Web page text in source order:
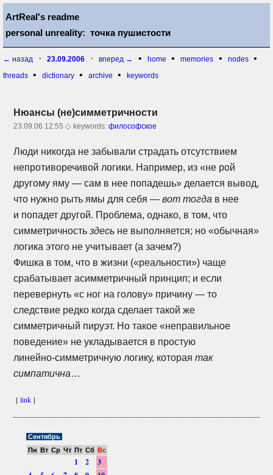
ArtReal's readme
personal unreality: точка пушистости
← назад · 23.09.2006 · вперед → • home • memories • nodes •
threads • dictionary • archive • keywords
Нюансы (не)симметричности
23.09.06 12:55 ◇ keywords:философское
Люди никогда не забывали страдать отсутствием
непротиворечивой логики. Например, из «не рой
другому яму — сам в нее попадешь» делается вывод,
что нужно рыть ямы для себя —вот тогда в нее
и попадет другой. Проблема, однако, в том, что
симметричностьздесь не выполняется; но «обычная»
логика этого не учитывает (а зачем?)
Фишка в том, что в жизни («реальности») чаще
срабатывает асимметричный принцип; и если
перевернуть «с ног на голову» причину — то
следствие редко когда сделает такой же
симметричный пируэт. Но такое «неправильное
поведение» не укладывается в простую
линейно-симметричную логику, котораятак
симпатична…
[link]
Сентябрь
Пн Вт Ср Чт Пт Сб Вс
1 2
3